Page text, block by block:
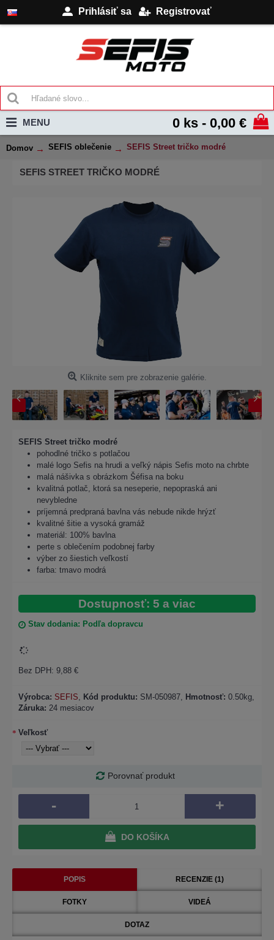
Prihlásiť sa Registrovať
0 ks - 0,00 €
MENU
Domov SEFIS oblečenie SEFIS Street tričko modré
SEFIS STREET TRIČKO MODRÉ
Kliknite sem pre zobrazenie galérie.
SEFIS Street tričko modré
pohodlné tričko s potlačou
malé logo Sefis na hrudi a veľký nápis Sefis moto na chrbte
malá nášivka s obrázkom Šéfisa na boku
kvalitná potlač, ktorá sa neseperie, nepopraská ani
nevybledne
príjemná predpraná bavlna vás nebude nikde hrýzť
kvalitné šitie a vysoká gramáž
materiál: 100% bavlna
perte s oblečením podobnej farby
výber zo šiestich veľkostí
farba: tmavo modrá
Dostupnosť: 5 a viac
Stav dodania: Podľa dopravcu
Bez DPH: 9,88 €
Výrobca: SEFIS, Kód produktu: SM-050987, Hmotnosť: 0.50kg,
Záruka: 24 mesiacov
Veľkosť
Porovnať produkt
- +
DO KOŠÍKA
POPIS RECENZIE (1)
FOTKY VIDEÁ
DOTAZ